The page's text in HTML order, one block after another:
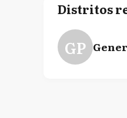
Distritos
GP